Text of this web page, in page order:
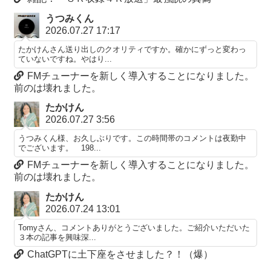
うつみくん
2026.07.27 17:17
たかけんさん送り出しのクオリティですか。確かにずっと変わっ
ていないですね。やはり...
FMチューナーを新しく導入することになりました。
前のは壊れました。
たかけん
2026.07.27 3:56
うつみくん様、お久しぶりです。この時間帯のコメントは夜勤中
でございます。 198...
FMチューナーを新しく導入することになりました。
前のは壊れました。
たかけん
2026.07.24 13:01
Tomyさん、コメントありがとうございました。ご紹介いただいた
３本の記事を興味深...
ChatGPTに土下座をさせました？！（爆）